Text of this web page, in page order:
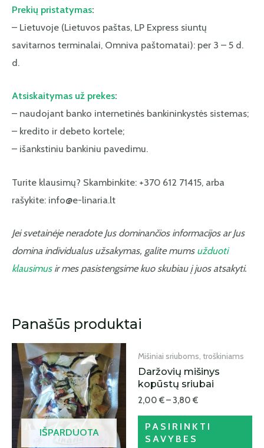
Prekių pristatymas:
– Lietuvoje (Lietuvos paštas, LP Express siuntų
savitarnos terminalai, Omniva paštomatai): per 3 – 5 d.
d.
Atsiskaitymas už prekes:
– naudojant banko internetinės bankininkystės sistemas;
– kredito ir debeto kortele;
– išankstiniu bankiniu pavedimu.
Turite klausimų? Skambinkite: +370 612 71415, arba
rašykite: info@e-linaria.lt
Jei svetainėje neradote Jus dominančios informacijos ar Jus
domina individualus užsakymas, galite mums užduoti
klausimusir mes pasistengsime kuo skubiau į juos atsakyti.
Panašūs produktai
IŠPARDUOTA
Mišiniai sriuboms, troškiniams
Daržovių mišinys
kopūstų sriubai
2,00€– 3,80€
PASIRINKTI
SAVYBES